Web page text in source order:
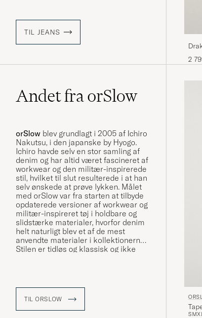
TIL JEANS
2
Andet fra orSlow
orSlow blev grundlagt i 2005 af Ichiro
Nakutsu, i den japanske by Hyogo.
Ichiro havde selv en stor samling af
denim og har altid været fascineret af
workwear og den militær-inspirerede
stil, hvilket til slut resulterede i at han
selv ønskede at prøve lykken. Målet
med orSlow var fra starten at tilbyde
opdaterede versioner af workwear og
militær-inspireret tøj i holdbare og
slidstærke materialer, hvorfor denim
helt naturligt blev et af de mest
anvendte materialer i kollektionerne.
Stilen er tidløs og klassisk og ikke
TIL ORSLOW
SMXL